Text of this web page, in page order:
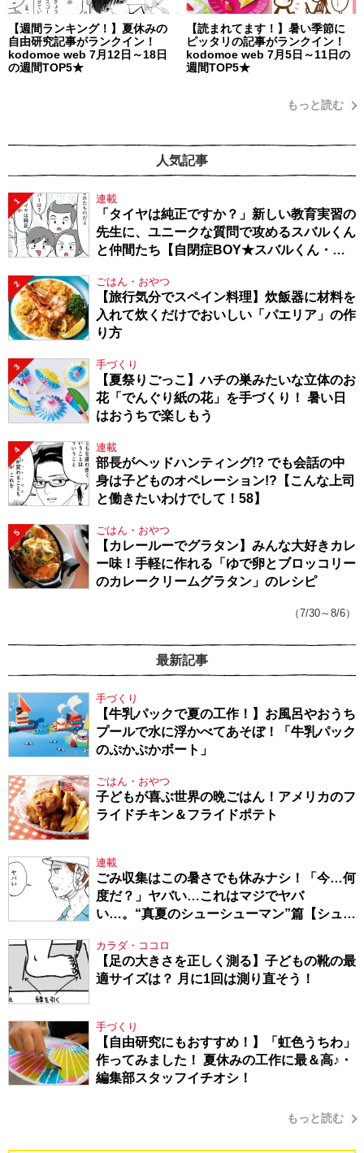
【週間ランキング！】夏休みの
自由研究記事がランクイン！
kodomoe web 7月12日～18日
の週間TOP5★
【読まれてます！】暑い季節に
ピッタリの記事がランクイン！
kodomoe web 7月5日～11日の
週間TOP5★
もっと読む
人気記事
1 連載
「タイヤは純正ですか？」新しい教育実習の
先生に、ユニークな質問で攻めるスバルくん
と仲間たち【自閉症BOY★スバルくん・
2 ごはん・おやつ
【旅行気分でスペイン料理】炊飯器に材料を
入れて炊くだけでおいしい「パエリア」の作
り方
3 手づくり
【夏祭りごっこ】ハチの巣みたいな立体のお
花「でんぐり紙の花」を手づくり！ 暑い日
はおうちで楽しもう
4 連載
部長がヘッドハンティング!? でも会話の中
身は子どものオペレーション!?【こんな上司
と働きたいわけでして！58】
5 ごはん・おやつ
【カレールーでグラタン】みんな大好きカレ
ー味！手軽に作れる「ゆで卵とブロッコリー
のカレークリームグラタン」のレシピ
（7/30～8/6）
最新記事
手づくり
【牛乳パックで夏の工作！】お風呂やおうち
プールで水に浮かべてあそぼ！「牛乳パック
のぷかぷかボート」
ごはん・おやつ
子どもが喜ぶ世界の晩ごはん！アメリカのフ
ライドチキン＆フライドポテト
連載
ごみ収集はこの暑さでも休みナシ！「今…何
度だ？」ヤバい…これはマジでヤバ
い…。“真夏のシューシューマン”篇【シュー
カラダ・ココロ
【足の大きさを正しく測る】子どもの靴の最
適サイズは？ 月に1回は測り直そう！
手づくり
【自由研究にもおすすめ！】「虹色うちわ」
作ってみました！ 夏休みの工作に最＆高♪・
編集部スタッフイチオシ！
もっと読む